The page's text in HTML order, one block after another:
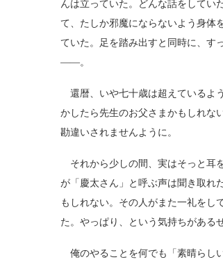
んは立っていた。どんな話をしてい
て、たしか邪魔にならないよう身体
ていた。足を踏み出すと同時に、す
――。
還暦、いや七十歳は超えているよ
かしたら先生のお父さまかもしれな
勘違いされませんように。
それから少しの間、実はそっと耳
が「慶太さん」と呼ぶ声は聞き取
もしれない。その人がまた一礼を
た。やっぱり、という気持ちがある
俺のやることを何でも「素晴らし